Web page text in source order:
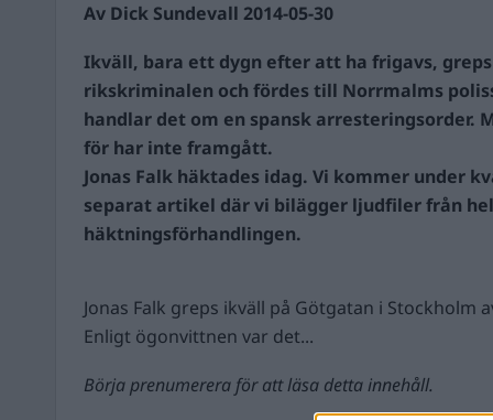
Av Dick Sundevall 2014-05-30
Ikväll, bara ett dygn efter att ha frigavs, greps
rikskriminalen och fördes till Norrmalms
handlar det om en spansk arresteringsorder.
för har inte framgått.
Jonas Falk häktades idag. Vi kommer under
separat artikel där vi bilägger ljudfiler från
häktningsförhandlingen.
Jonas Falk greps ikväll på Götgatan i Stockholm
Enligt ögonvittnen var det...
Börja prenumerera för att läsa detta innehåll.